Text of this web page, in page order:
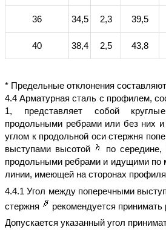
36 34,5 2,3 39,5
40 38,4 2,5 43,8
* Предельные отклонения
4.4 Арматурная сталь с профилем,
1, представляет собой
продольными ребрами или без них
углом к продольной оси стержня
выступами высотой
по
продольными ребрами и идущими по
линии, имеющей на сторонах
4.4.1 Угол между поперечными
стержня
рекомендуется принимать
Допускается указанный угол